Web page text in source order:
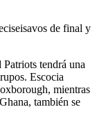
de final y
tendrá una
Escocia
mientras
también se